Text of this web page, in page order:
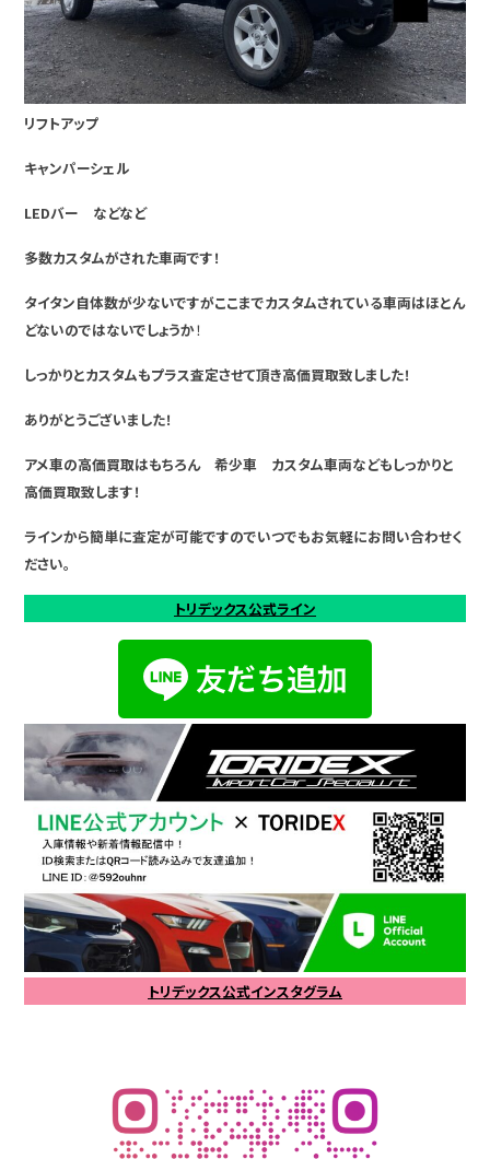
リフトアップ
キャンパーシェル
LEDバー などなど
多数カスタムがされた車両です！
タイタン自体数が少ないですがここまでカスタムされている車両はほとん
どないのではないでしょうか！
しっかりとカスタムもプラス査定させて頂き高価買取致しました！
ありがとうございました！
アメ車の高価買取はもちろん 希少車 カスタム車両などもしっかりと
高価買取致します！
ラインから簡単に査定が可能ですのでいつでもお気軽にお問い合わせく
ださい。
トリデックス公式ライン
トリデックス公式インスタグラム